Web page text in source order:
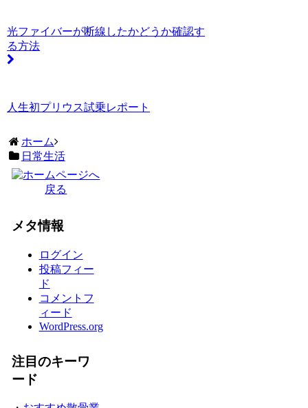
光ファイバーが断線したかどうか確認す
る方法
人生初プリウス試乗レポート
ホーム
日常生活
メタ情報
ログイン
投稿フィー
ド
コメントフ
ィード
WordPress.org
注目のキーワ
ード